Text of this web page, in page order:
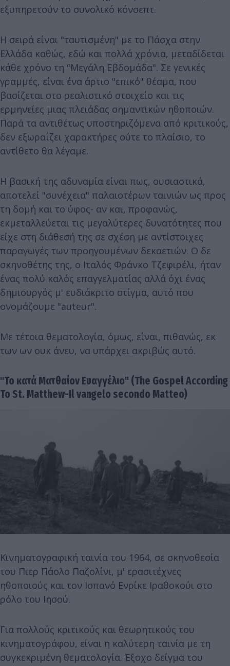
εξυπηρετούν το συνολικό κόνσεπτ.
Η σειρά είναι "ταυτισμένη" με το Πάσχα στην
Ελλάδα καθώς, εδώ και πολλά χρόνια, μεταδίδεται
κάθε χρόνο τη "Μεγάλη Εβδομάδα". Σε γενικές
γραμμές, είναι ένα άρτιο "επικό" θέαμα, που
βασίζεται στο ρεαλιστικό στοιχείο και τις
ερμηνείες μιας πλειάδας σημαντικών ηθοποιών.
Παρά τα αντιθέτως υποστηριζόμενα από κριτικούς,
δεν εξωραΐζει χαρακτήρες ούτε το πλαίσιο, το
αντίθετο θα λέγαμε.
Η βασική της αδυναμία είναι πως, ουσιαστικά,
αποτελεί "συνέχεια" παλαιοτέρων ταινιών ως προς
τη δομή και το ύφος- αν και, προφανώς,
εκμεταλλεύεται τις μεγαλύτερες δυνατότητες που
είχε στη διάθεσή της σε σχέση με αντίστοιχες
παραγωγές των προηγουμένων δεκαετιών. Ο δε
σκηνοθέτης της, ο Ιταλός Φράνκο Τζεφιρέλι, ήταν
ένας πολύ καλός επαγγελματίας αλλά όχι ένας
δημιουργός μ' ευδιάκριτο στίγμα, αυτό που
ονομάζουμε "auteur".
Με τέτοια θεματολογία, όμως, είναι, πιθανώς, εκ
των ων ουκ άνευ, να υπάρχει ακριβώς αυτό.
"Το κατά Ματθαίον Ευαγγέλιο" (The Gospel According
To St. Matthew-Il vangelo secondo Matteo)
Kινηματογραφική ταινία του 1964, σε σκηνοθεσία
του Πιερ Πάολο Παζολίνι, μ' ερασιτέχνες
ηθοποιούς και τον Ισπανό Ενρίκε Ιραθοκούι στο
ρόλο του Ιησού.
Για πολλούς κριτικούς και θεωρητικούς του
κινηματογράφου, είναι η καλύτερη ταινία με τη
συγκεκριμένη θεματολογία. Έξοχο δείγμα του